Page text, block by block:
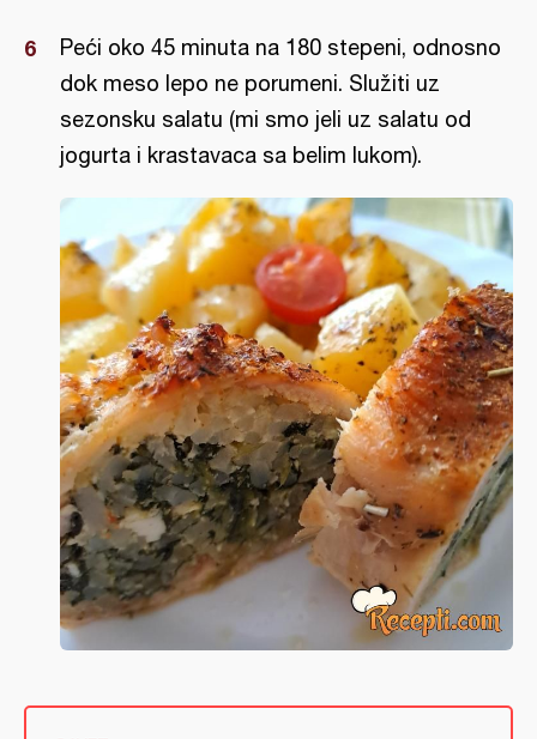
Peći oko 45 minuta na 180 stepeni, odnosno
dok meso lepo ne porumeni. Služiti uz
sezonsku salatu (mi smo jeli uz salatu od
jogurta i krastavaca sa belim lukom).